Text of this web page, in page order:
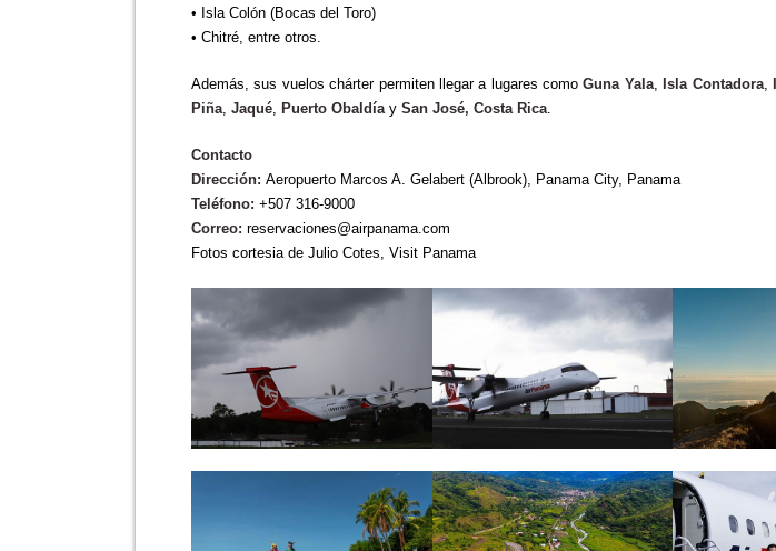
• Isla Colón (Bocas del Toro)
• Chitré, entre otros.
Además, sus vuelos chárter permiten llegar a lugares comoGuna Yala, Isla Contadora,
Piña, Jaqué, Puerto Obaldíay San José, Costa Rica.
Contacto
Dirección: Aeropuerto Marcos A. Gelabert (Albrook), Panama City, Panama
Teléfono: +507 316-9000
Correo: reservaciones@airpanama.com
Fotos cortesia de Julio Cotes, Visit Panama